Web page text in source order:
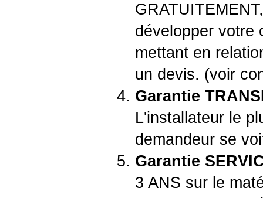
développer votre
mettant en
un devis. (voir
Garantie
L'installateur le
demandeur se
Garantie
3 ANS sur le